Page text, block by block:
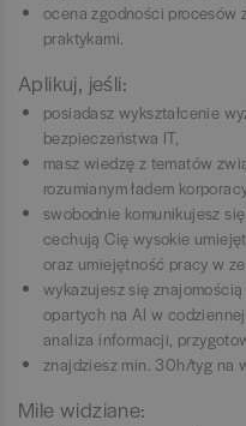
ocena zgodności procesów
praktykami.
Aplikuj, jeśli:
posiadasz wykształcenie
bezpieczeństwa IT,
masz wiedzę z tematów
rozumianym ładem
swobodnie komunikujesz
cechują Cię wysokie
oraz umiejętność pracy w
wykazujesz się
opartych na AI w
analiza informacji,
znajdziesz min. 30h/tyg na
Mile widziane: